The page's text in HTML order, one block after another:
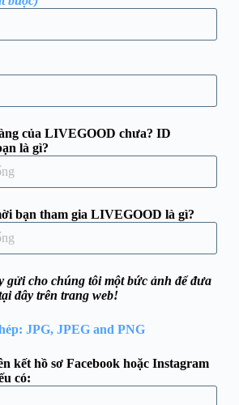
của LIVEGOOD chưa? ID
là gì?
bạn tham gia LIVEGOOD là gì?
gửi cho chúng tôi một bức ảnh để đưa
đây trên trang web!
JPG, JPEG and PNG
kết hồ sơ Facebook hoặc Instagram
có: